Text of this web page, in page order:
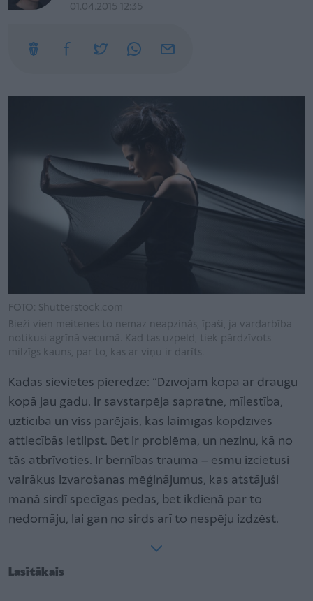
01.04.2015 12:35
FOTO: Shutterstock.com
Bieži vien meitenes to nemaz neapzinās, īpaši, ja vardarbība
notikusi agrīnā vecumā. Kad tas uzpeld, tiek pārdzīvots
milzīgs kauns, par to, kas ar viņu ir darīts.
Kādas sievietes pieredze: “Dzīvojam kopā ar draugu
kopā jau gadu. Ir savstarpēja sapratne, mīlestība,
uzticība un viss pārējais, kas laimīgas kopdzīves
attiecībās ietilpst. Bet ir problēma, un nezinu, kā no
tās atbrīvoties. Ir bērnības trauma – esmu izcietusi
vairākus izvarošanas mēģinājumus, kas atstājuši
manā sirdī spēcīgas pēdas, bet ikdienā par to
nedomāju, lai gan no sirds arī to nespēju izdzēst.
Lasītākais